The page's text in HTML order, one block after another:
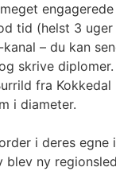
meget
tid (helst 3
– du kan
skrive
fra
i diameter.
i deres
blev ny